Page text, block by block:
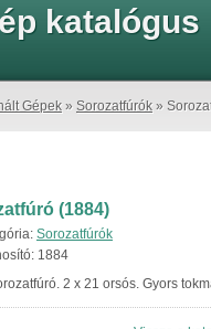
katalógus
Gépek » Sorozatfúrók »
(1884)
Sorozatfúrók
1884
2 x 21 orsós. Gyors